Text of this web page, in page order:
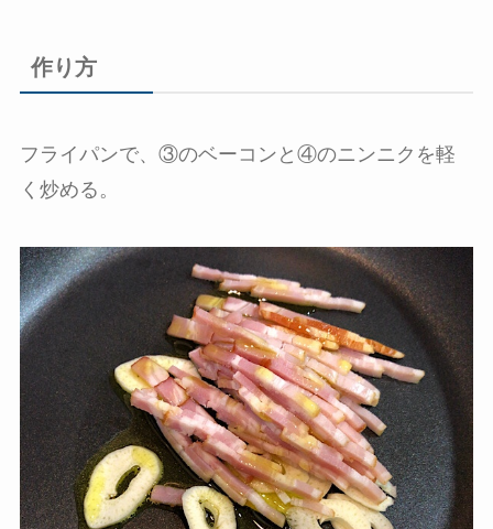
作り方
フライパンで、③のベーコンと④のニンニクを軽
く炒める。